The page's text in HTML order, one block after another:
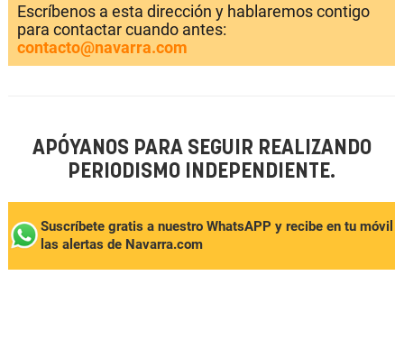
Escríbenos a esta dirección y hablaremos contigo
para contactar cuando antes:
contacto@navarra.com
APÓYANOS PARA SEGUIR REALIZANDO
PERIODISMO INDEPENDIENTE.
Suscríbete gratis a nuestro WhatsAPP y recibe en tu móvil
las alertas de Navarra.com